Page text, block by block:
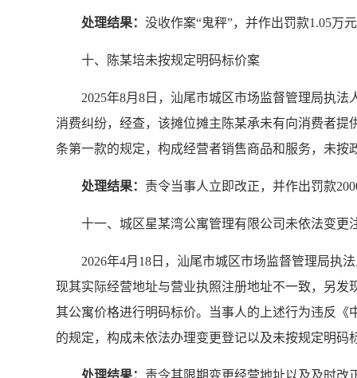
处理结果：没收作案“鬼秤”，并作出罚款1.05万
十、陈某培未按规定明码标价案
2025年8月8日，汕尾市城区市场监督管理局执
消费纠纷，经查，该摊位摊主陈某承未有向消费者
条第一款的规定，构成经营者销售商品和服务，未
处理结果： 责令当事人立即改正，并作出罚款
十一、城区星某湾公寓管理有限公司未依法变
2026年4月18日，汕尾市城区市场监督管理局执
现其实际经营地址与营业执照注册地址不一致，另
其公寓价格进行明码标价。当事人的上述行为违反
的规定，构成未依法办理变更登记以及未按规定明码
处理结果： 责令其限期变更经营地址以及及时改